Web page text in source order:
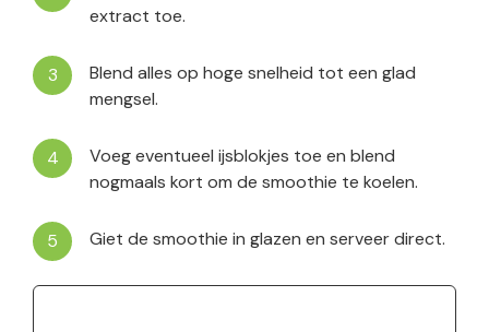
extract toe.
Blend alles op hoge snelheid tot een glad
mengsel.
Voeg eventueel ijsblokjes toe en blend
nogmaals kort om de smoothie te koelen.
Giet de smoothie in glazen en serveer direct.